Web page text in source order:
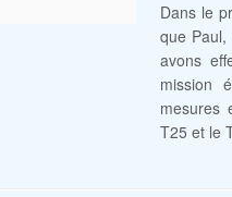
Dans le
que
avons
mission
mesures
T25 et le